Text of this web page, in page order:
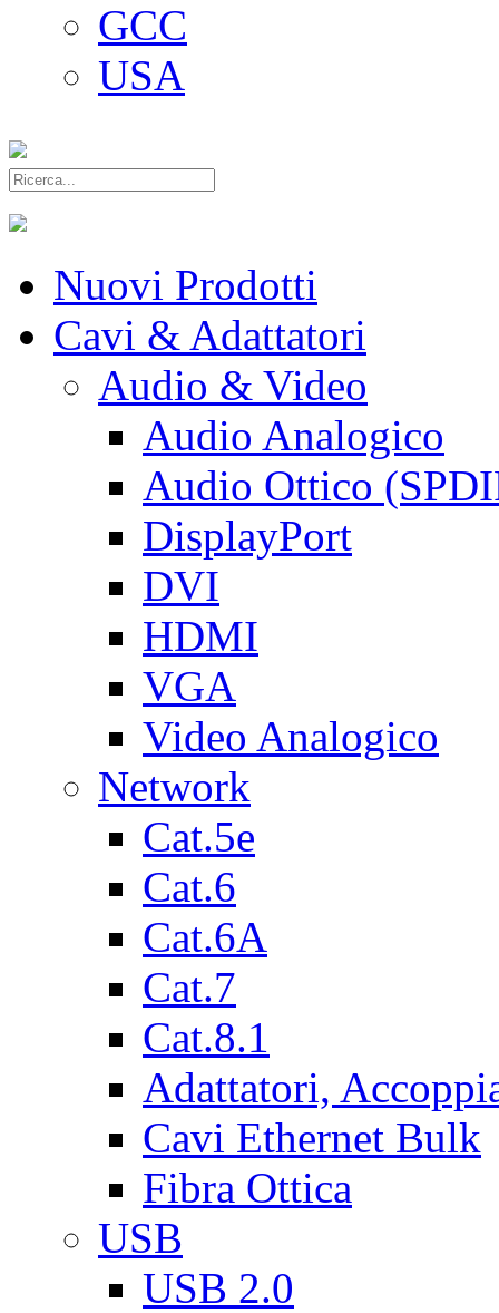
GCC
USA
Nuovi Prodotti
Cavi & Adattatori
Audio & Video
Audio Analogico
Audio Ottico
DisplayPort
DVI
HDMI
VGA
Video Analogico
Network
Cat.5e
Cat.6
Cat.6A
Cat.7
Cat.8.1
Adattatori,
Cavi Ethernet Bulk
Fibra Ottica
USB
USB 2.0